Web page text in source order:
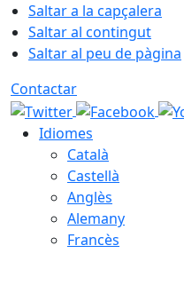
Saltar a la capçalera
Saltar al contingut
Saltar al peu de pàgina
Contactar
Idiomes
Català
Castellà
Anglès
Alemany
Francès